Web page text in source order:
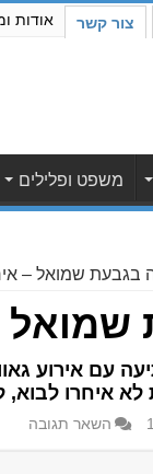
צור קשר אודות
משפט ופלילים
בגבעת שמואל –
שמואל
עם אירוע
איחרו לבוא,
השאר תגובה